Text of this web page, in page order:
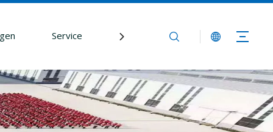
Service Nachrichtenredaktion